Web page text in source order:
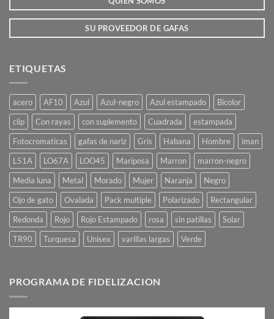
SU PROVEEDOR DE GAFAS
ETIQUETAS
acero AF10 Azul Azul-negro Azul estampado
Bicolor
clip
Con rayas con suplemento Cuadrada
estampada
Fotocromaticas
gafas de nariz Gris Habana Hombre
iman
L51A
LO67A LOO45 Mariposa Marron
marron-negro
Media luna
Metal Morado Mujer Naranja
Negro
Ojo de gato
Ovalada Pack multiple Polarizado
Rectangular
Redonda
Rojo Rojo Estampado rosa sin patillas
Solar
TR90
Turquesa Unisex varillas largas Verde
PROGRAMA DE FIDELIZACION